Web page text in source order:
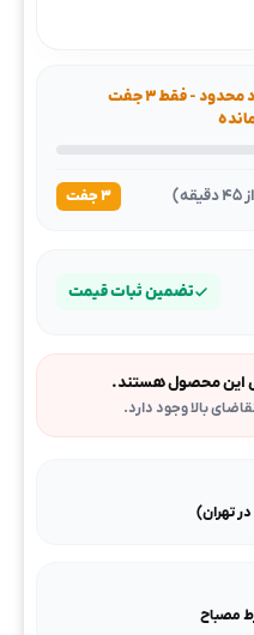
تعداد محدود - فقط ۳ جفت
۳ جفت
تضمین ثبات قیمت
این محصول هستند.
بالا وجود دارد.